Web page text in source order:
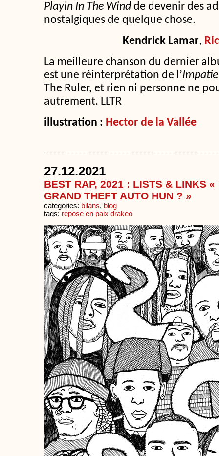
Playin In The Wind de devenir des
nostalgiques de quelque chose.
Kendrick Lamar,
La meilleure chanson du dernier
est une réinterprétation de l’
The Ruler, et rien ni personne ne
autrement. LLTR
illustration : Hector de la Vallée
27.12.2021
BEST RAP, 2021 : LISTS & LINKS «
GRAND THEFT AUTO HUN ? »
categories: bilans, blog
tags: repose en paix drakeo